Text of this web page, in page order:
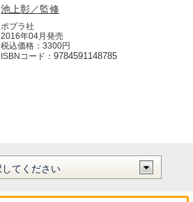
池上彰／監修
ポプラ社
2016年04月発売
税込価格：3300円
ISBNコード：9784591148785